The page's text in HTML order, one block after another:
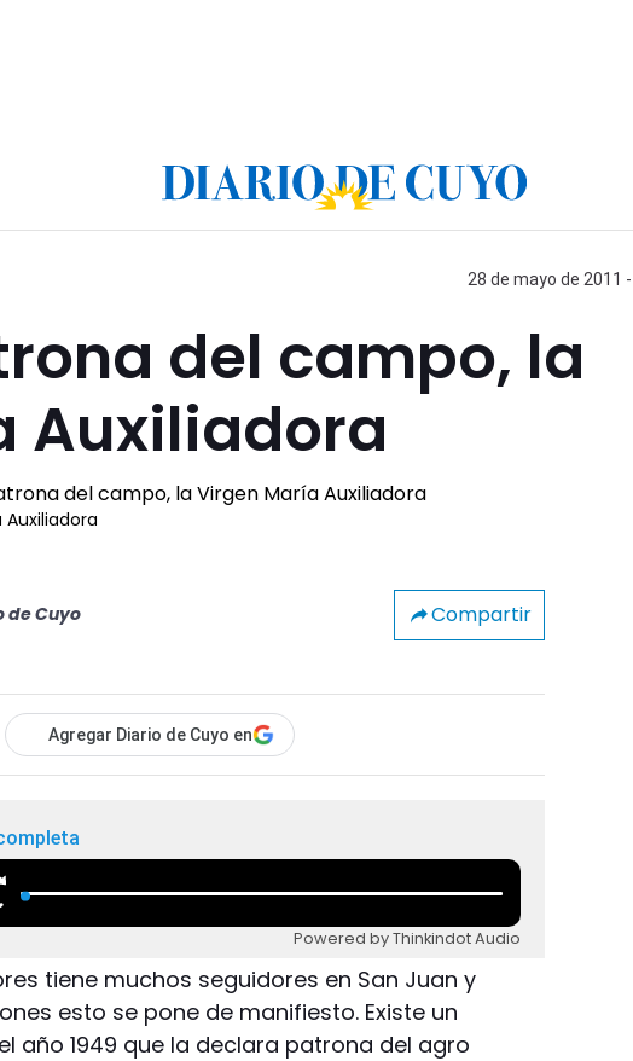
28 de mayo de 2011
del campo, la
Auxiliadora
de Cuyo Compartir
Agregar Diario de Cuyo en
Powered by Thinkindot Audio
tiene muchos seguidores en San Juan y
esto se pone de manifiesto. Existe un
año 1949 que la declara patrona del agro